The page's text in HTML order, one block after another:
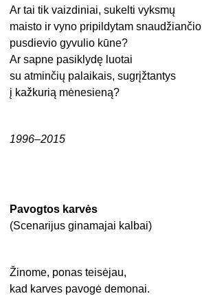
Ar tai tik vaizdiniai, sukelti vyksmų
maisto ir vyno pripildytam snaudžiančio
pusdievio gyvulio kūne?
Ar sapne pasiklydę luotai
su atminčių palaikais, sugrįžtantys
į kažkurią mėnesieną?
1996–2015
Pavogtos karvės
(Scenarijus ginamajai kalbai)
Žinome, ponas teisėjau,
kad karves pavogė demonai.